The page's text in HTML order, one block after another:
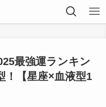
最強運ランキン
！【星座×血液型1